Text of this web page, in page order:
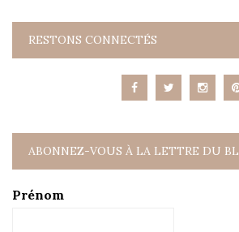
RESTONS CONNECTÉS
ABONNEZ-VOUS À LA LETTRE DU
Prénom